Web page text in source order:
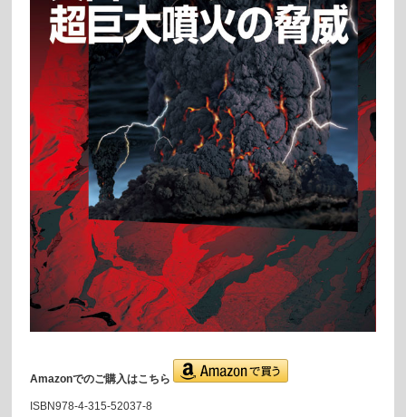
Amazonでのご購入はこちら
ISBN978-4-315-52037-8